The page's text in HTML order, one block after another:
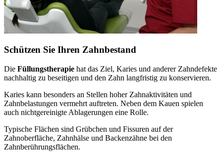
Schützen Sie Ihren Zahnbestand
Die Füllungstherapie hat das Ziel, Karies und anderer Zahndefekte
nachhaltig zu beseitigen und den Zahn langfristig zu konservieren.
Karies kann besonders an Stellen hoher Zahnaktivitäten und
Zahnbelastungen vermehrt auftreten. Neben dem Kauen spielen
auch nichtgereinigte Ablagerungen eine Rolle.
Typische Flächen sind Grübchen und Fissuren auf der
Zahnoberfläche, Zahnhälse und Backenzähne bei den
Zahnberührungsflächen.